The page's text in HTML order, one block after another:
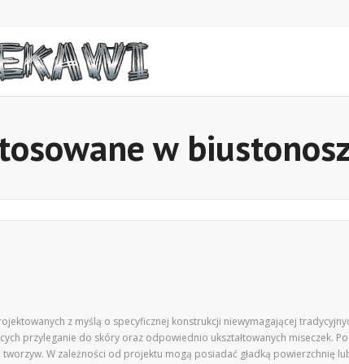
w
z myślą o specyficznej konstrukcji niewymagającej
przyleganie do skóry oraz odpowiednio ukształtowanych miseczek.
W zależności od projektu mogą posiadać gładką powierzchnię